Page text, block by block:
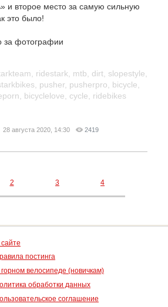
и второе место за самую сильную
это было!
за фотографии
ridestark mtb dirt slopestyle
pusher pusherpro bicycle
bicyclelove cycle ridebikes
28 августа 2020, 14:30 2419
2 3 4
постинга
велосипеде (новичкам)
обработки данных
соглашение